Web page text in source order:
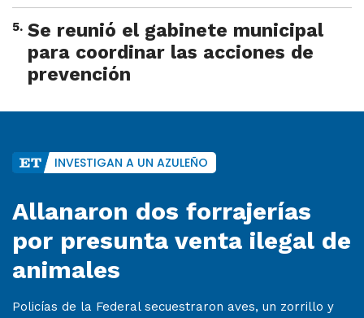
5. Se reunió el gabinete municipal
para coordinar las acciones de
prevención
INVESTIGAN A UN AZULEÑO
Allanaron dos forrajerías
por presunta venta ilegal de
animales
Policías de la Federal secuestraron aves, un zorrillo y